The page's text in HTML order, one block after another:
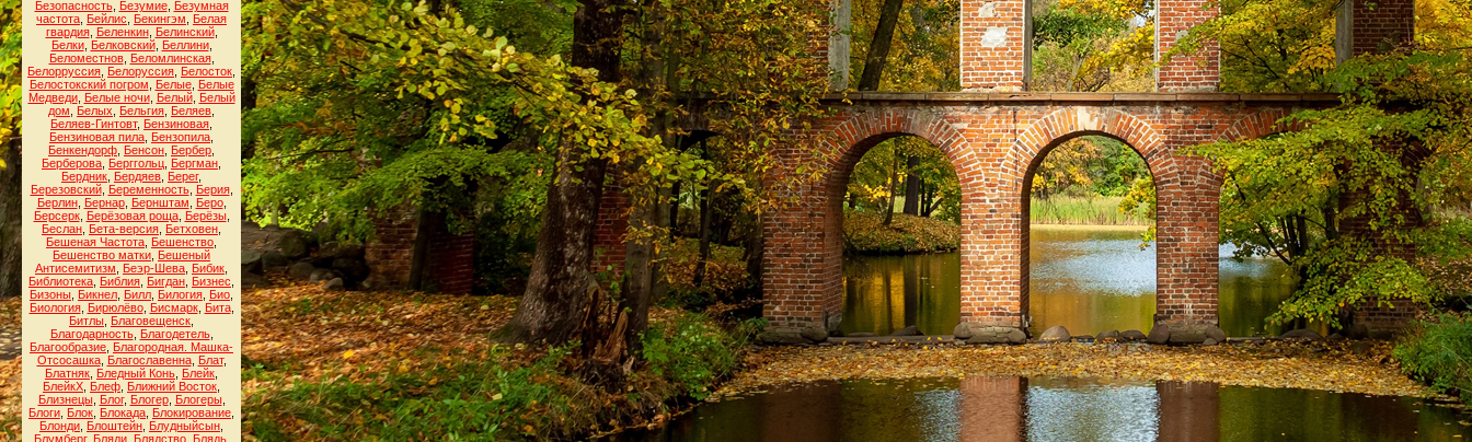
Безопасность, Безумие, Безумная
частота Бейлис Бекингэм
Белая
гвардия, Беленкин, Белинский,
Белки, Белковский, Беллини,
Беломестнов, Беломлинская,
Белорруссия Белоруссия Белосток
Белостокский погром
Белые, Белые
Медведи, Белые ночи, Белый, Белый
дом
Белых Бельгия Беляев
Беляев-Гинтовт, Бензиновая
Бензиновая пила Бензопила
Бенкендорф Бенсон Бербер
Берберова Берггольц Бергман
Бердник Бердяев Берег,
Березовский, Беременность, Берия,
Берлин, Бернар, Бернштам Беро,
Берсерк, Берёзовая роща, Берёзы,
Беслан Бета-версия Бетховен
Бешеная Частота Бешенство
Бешенство матки Бешеный
Антисемитизм
Беэр-Шева Бибик
Библиотека Библия Бигдан Бизнес
Бизоны Бикнел Билл Билогия Био
Биология, Бирюлёво, Бисмарк, Бита,
Битлы Благовещенск
Благодарность, Благодетель,
Благообразие Благородная. Машка-
Отсосашка, Благославенна, Блат,
Блатняк Бледный Конь Блейк
БлейкХ Блеф Ближний Восток
Близнецы, Блог, Блогер, Блогеры,
Блоги Блок Блокада Блокирование
Блонди Блоштейн Блудныйсын
Блумберг, Бляди, Блядство, Блядь,